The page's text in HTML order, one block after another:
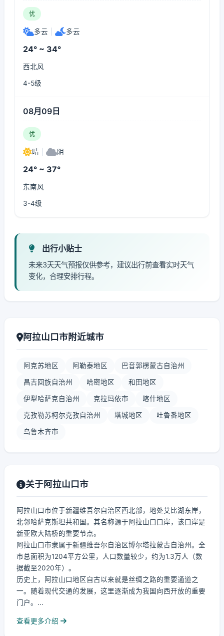
优
多云 多云
24° ~ 34°
西北风
4-5级
08月09日
优
晴 阴
24° ~ 37°
东南风
3-4级
出行小贴士
未来3天天气预报仅供参考，建议出行前查看实时天气
变化，合理安排行程。
阿拉山口市附近城市
阿克苏地区 阿勒泰地区 巴音郭楞蒙古自治州
昌吉回族自治州 哈密地区 和田地区
伊犁哈萨克自治州 克拉玛依市 喀什地区
克孜勒苏柯尔克孜自治州 塔城地区 吐鲁番地区
乌鲁木齐市
关于阿拉山口市
阿拉山口市位于新疆维吾尔自治区西北部，地处艾比湖东岸，
北邻哈萨克斯坦共和国。其名称源于阿拉山口口岸，该口岸是
新亚欧大陆桥的重要节点。
阿拉山口市隶属于新疆维吾尔自治区博尔塔拉蒙古自治州。全
市总面积为1204平方公里，人口数量较少，约为1.3万人（数
据截至2020年）。
历史上，阿拉山口地区自古以来就是丝绸之路的重要通道之
一。随着现代交通的发展，这里逐渐成为我国向西开放的重要
门户。...
查看更多介绍